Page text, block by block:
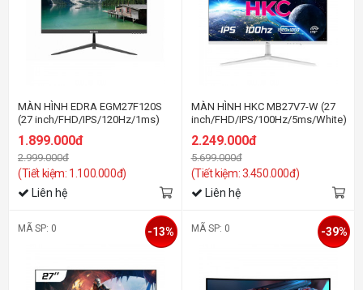
MÀN HÌNH EDRA EGM27F120S
(27 inch/FHD/IPS/120Hz/1ms)
1.899.000đ
2.999.000đ
(Tiết kiệm: 1.100.000đ)
Liên hệ
MÀN HÌNH HKC MB27V7-W (27
inch/FHD/IPS/100Hz/5ms/White)
2.249.000đ
5.699.000đ
(Tiết kiệm: 3.450.000đ)
Liên hệ
MÃ SP: 0 -13% MÃ SP: 0 -39%